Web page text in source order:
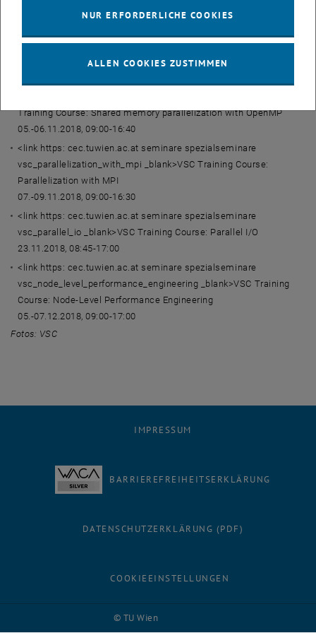
OpenMP in Kooperation mit dem <link http: www.hlrs.de training
_blank>Höchstleistungsrechenzentrum Stuttgart (HLRS).
Training Course: Shared memory parallelization with OpenMP
05.-06.11.2018, 09:00-16:40
<link https: cec.tuwien.ac.at seminare spezialseminare
vsc_parallelization_with_mpi _blank>VSC Training Course:
Parallelization with MPI
07.-09.11.2018, 09:00-16:30
<link https: cec.tuwien.ac.at seminare spezialseminare
vsc_parallel_io _blank>VSC Training Course: Parallel I/O
23.11.2018, 08:45-17:00
<link https: cec.tuwien.ac.at seminare spezialseminare
vsc_node_level_performance_engineering _blank>VSC Training
Course: Node-Level Performance Engineering
05.-07.12.2018, 09:00-17:00
Fotos: VSC
© TU Wien
IMPRESSUM
BARRIEREFREIHEITSERKLÄRUNG
DATENSCHUTZERKLÄRUNG (PDF)
COOKIEEINSTELLUNGEN
NUR ERFORDERLICHE COOKIES
ALLEN COOKIES ZUSTIMMEN